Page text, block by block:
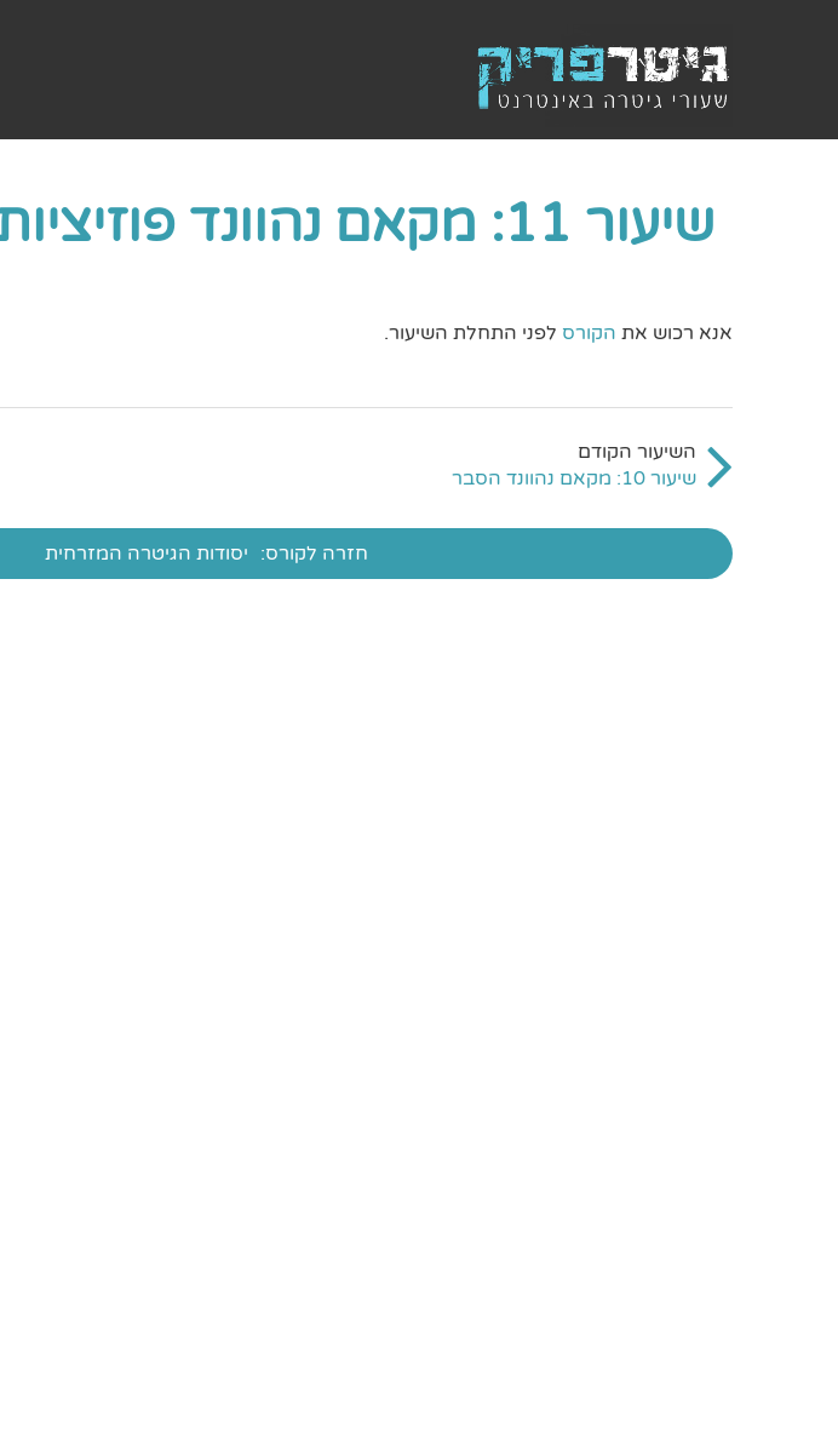
שיעור 11: מקאם נהוונד פוזיציות הסולם
אנא רכוש את הקורס לפני התחלת השיעור.
שיעור 10: מקאם נהוונד הסבר
חזרה לקורס: יסודות הגיטרה המזרחית